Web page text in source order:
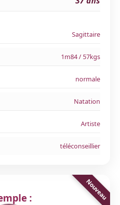
Sagittaire
1m84 / 57kgs
normale
Natation
Artiste
téléconseillier
: